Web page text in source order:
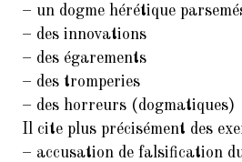
– un dogme hérétique
– des innovations
– des égarements
– des tromperies
– des horreurs (dogmatiques)
Il cite plus précisément des
– accusation de falsification